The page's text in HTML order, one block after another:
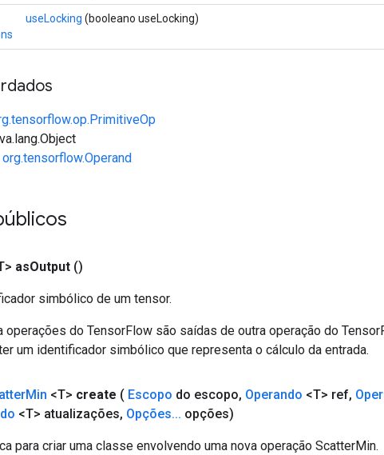
useLocking (booleano useLocking)
org.tensorflow.Operand
asOutput ()
simbólico de um tensor.
operações do TensorFlow são saídas de outra operação do
um identificador simbólico que representa o cálculo da entrada.
Min <T> create ( Escopo do escopo, Operando <T> ref,
<T> atualizações, Opções... opções)
para criar uma classe envolvendo uma nova operação ScatterMin.